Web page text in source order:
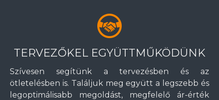
TERVEZŐKEL EGYÜTTMŰKÖDÜNK
Szívesen segítünk a tervezésben és az
ötletelésben is. Találjuk meg együtt a legszebb és
legoptimálisabb megoldást, megfelelő ár-érték